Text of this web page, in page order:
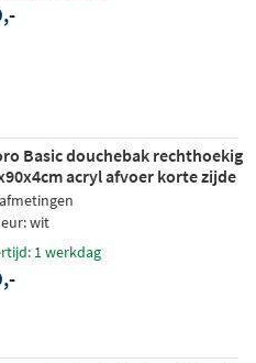
Basic douchebak rechthoekig
acryl afvoer korte zijde
wit
1 werkdag